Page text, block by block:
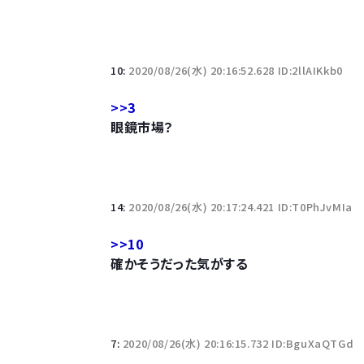
10: 2020/08/26(水) 20:16:52.628 ID:2llAIKkb0
>>3
眼鏡市場？
14: 2020/08/26(水) 20:17:24.421 ID:T0PhJvMIa
>>10
確かそうだった気がする
7: 2020/08/26(水) 20:16:15.732 ID:BguXaQTGd